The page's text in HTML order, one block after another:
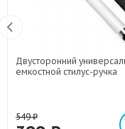
Двусторонний
емкостной стилус-ручка
549₽